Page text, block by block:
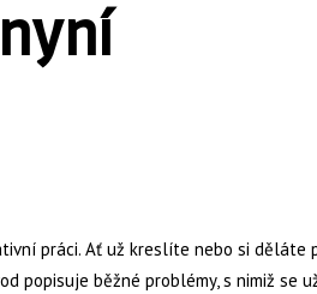
práci. Ať už kreslíte nebo si děláte
popisuje běžné problémy, s nimiž se